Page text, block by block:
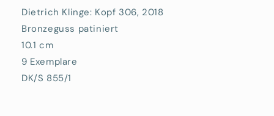
Dietrich Klinge: Kopf 306, 2018
Bronzeguss patiniert
10.1 cm
9 Exemplare
DK/S 855/1